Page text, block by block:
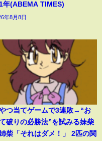
年(ABEMA TIMES)
年8月8日
つ当てゲームで3連敗→“お
破りの必勝法”を試みる妹柴
柴「それはダメ！」 2匹の関